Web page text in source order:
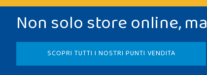
Non solo store online, ma
SCOPRI TUTTI I NOSTRI PUNTI VENDITA